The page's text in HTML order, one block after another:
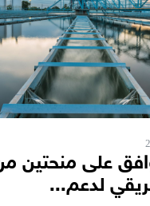
على منحتين
لدعم...